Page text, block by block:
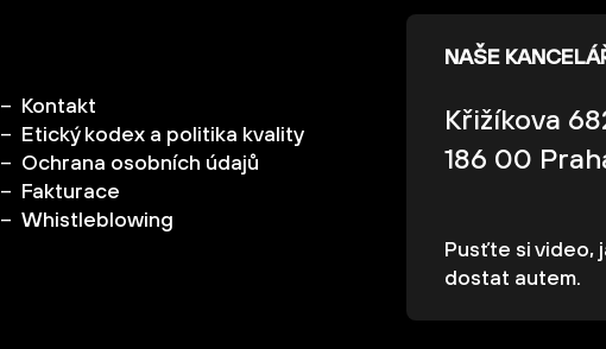
Kontakt
Etický kodex a politika kvality
Ochrana osobních údajů
Fakturace
Whistleblowing
NAŠE
Křižíkova
186 00
Pusťte si video,
dostat autem.